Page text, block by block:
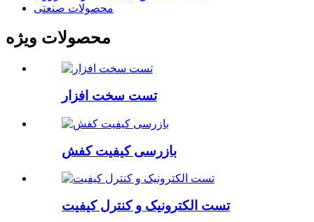
محصولات صنعتی
محصولات ویژه
تست سخت افزار
بازرسی کیفیت کفش
تست الکترونیک و کنترل کیفیت